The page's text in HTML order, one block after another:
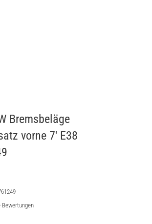
Bremsbeläge
vorne 7' E38
Bewertungen